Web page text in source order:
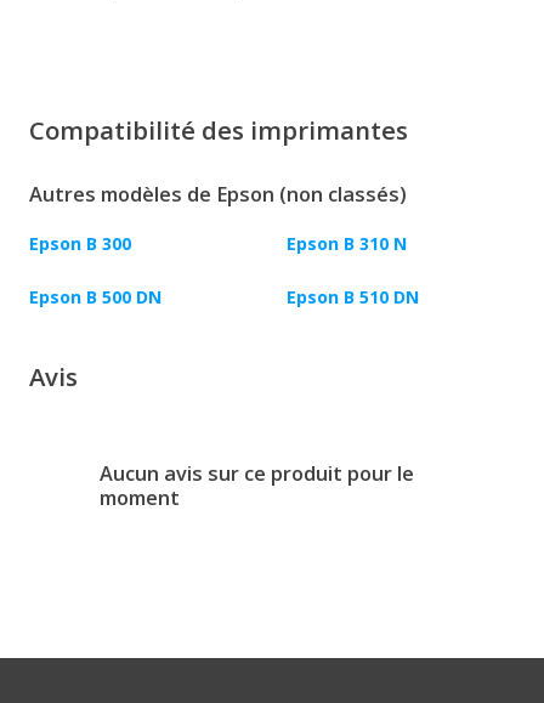
Compatibilité des imprimantes
Autres modèles de Epson (non classés)
Epson B 300 Epson B 310 N
Epson B 500 DN Epson B 510 DN
Avis
Aucun avis sur ce produit pour le
moment